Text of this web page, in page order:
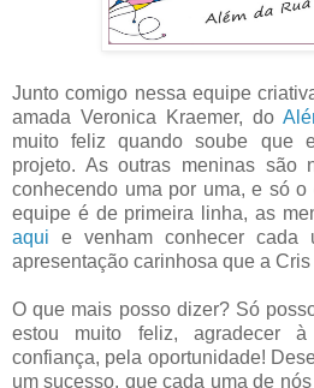
Junto comigo nessa equipe
amada Veronica Kraemer, do
muito feliz quando soube que
projeto. As outras meninas são
conhecendo uma por uma, e só
equipe é de primeira linha, as
aqui e venham conhecer
apresentação carinhosa que a
O que mais posso dizer? Só
estou muito feliz, agradecer
confiança, pela oportunidade!
um sucesso, que cada uma de